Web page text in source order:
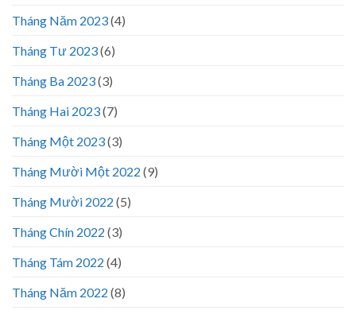
Tháng Năm 2023(4)
Tháng Tư 2023(6)
Tháng Ba 2023(3)
Tháng Hai 2023(7)
Tháng Một 2023(3)
Tháng Mười Một 2022 (9)
Tháng Mười 2022 (5)
Tháng Chín 2022 (3)
Tháng Tám 2022 (4)
Tháng Năm 2022 (8)